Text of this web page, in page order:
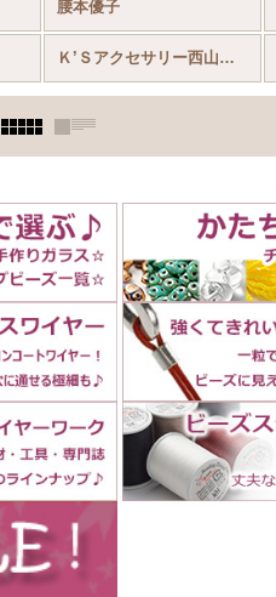
腰本優子
Ｋ’Ｓアクセサリー西山敬子